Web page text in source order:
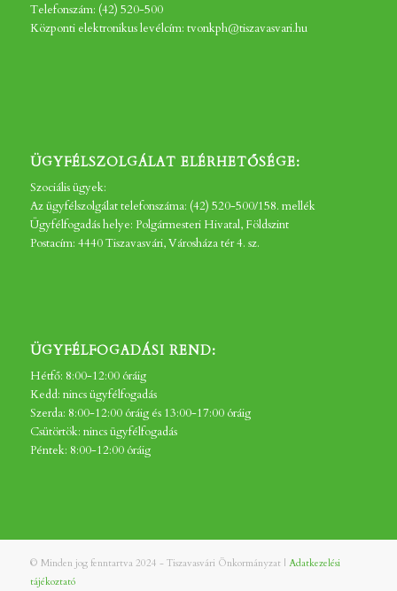
Telefonszám: (42) 520-500
Központi elektronikus levélcím: tvonkph@tiszavasvari.hu
ÜGYFÉLSZOLGÁLAT ELÉRHETŐSÉGE:
Szociális ügyek:
Az ügyfélszolgálat telefonszáma: (42) 520-500/158. mellék
Ügyfélfogadás helye: Polgármesteri Hivatal, Földszint
Postacím: 4440 Tiszavasvári, Városháza tér 4. sz.
ÜGYFÉLFOGADÁSI REND:
Hétfő: 8:00-12:00 óráig
Kedd: nincs ügyfélfogadás
Szerda: 8:00-12:00 óráig és 13:00-17:00 óráig
Csütörtök: nincs ügyfélfogadás
Péntek: 8:00-12:00 óráig
© Minden jog fenntartva 2024 - Tiszavasvári Önkormányzat | Adatkezelési
tájékoztató